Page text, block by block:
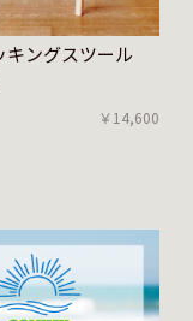
キングスツール
￥14,600